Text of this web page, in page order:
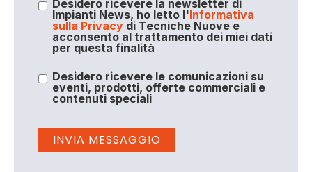
Desidero ricevere la newsletter di
Impianti News, ho letto l'Informativa
sulla Privacydi Tecniche Nuove e
acconsento al trattamento dei miei dati
per questa finalità
Desidero ricevere le comunicazioni su
eventi, prodotti, offerte commerciali e
contenuti speciali